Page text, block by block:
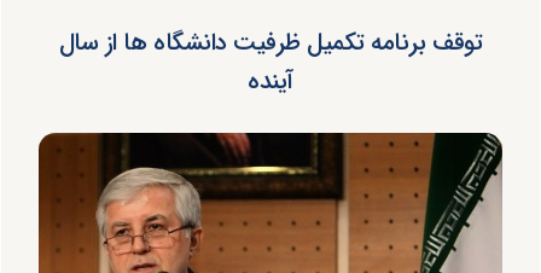
توقف برنامه تکمیل ظرفیت دانشگاه ها از سال
آینده